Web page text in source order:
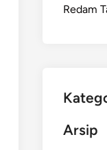
Redam
Arsip